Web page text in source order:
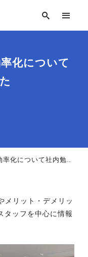
化について
社内勉強会を実施しました
メリット・デメリッ
タッフを中心に情報